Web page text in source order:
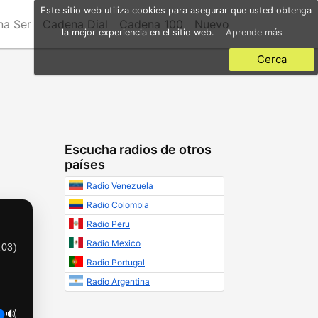
Ser Cadena Dial Cadena 100 Nuevo
)
🔊
Escucha radios de otros
países
Radio Venezuela
Radio Colombia
Radio Peru
Radio Mexico
Radio Portugal
Radio Argentina
Este sitio web utiliza cookies para asegurar que usted obtenga
la mejor experiencia en el sitio web. Aprende más
Cerca